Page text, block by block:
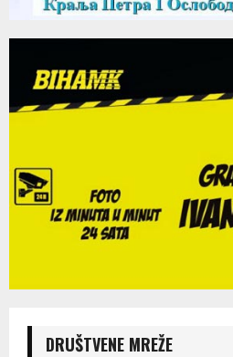
DRUŠTVENE MREŽE